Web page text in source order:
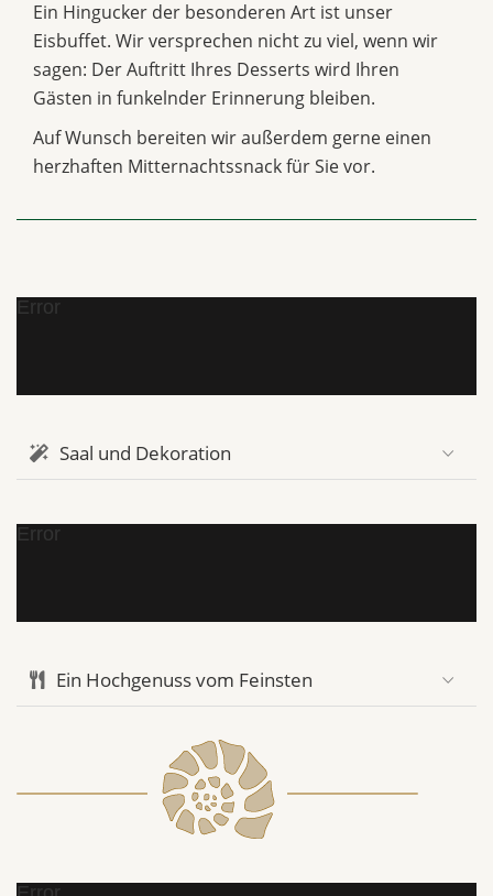
Ein Hingucker der besonderen Art ist unser
Eisbuffet. Wir versprechen nicht zu viel, wenn wir
sagen: Der Auftritt Ihres Desserts wird Ihren
Gästen in funkelnder Erinnerung bleiben.
Auf Wunsch bereiten wir außerdem gerne einen
herzhaften Mitternachtssnack für Sie vor.
Error
Saal und Dekoration
Error
Ein Hochgenuss vom Feinsten